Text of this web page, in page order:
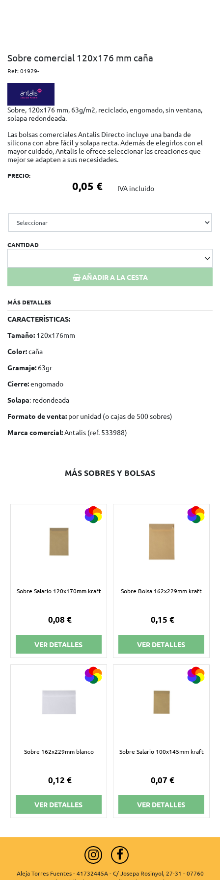
Sobre comercial 120x176 mm caña
Ref:01929-
Sobre, 120x176 mm, 63g/m2, reciclado, engomado, sin ventana,
solapa redondeada.
Las bolsas comerciales Antalis Directo incluye una banda de
silicona con abre fácil y solapa recta. Además de elegirlos con el
mayor cuidado, Antalis le ofrece seleccionar las creaciones que
mejor se adapten a sus necesidades.
PRECIO:
0,05 € IVA incluido
CANTIDAD
AÑADIR A LA CESTA
MÁS DETALLES
CARACTERÍSTICAS:
Tamaño: 120x176mm
Color:caña
Gramaje: 63gr
Cierre:engomado
Solapa: redondeada
Formato de venta: por unidad (o cajas de 500 sobres)
Marca comercial:Antalis (ref. 533988)
MÁS SOBRES Y BOLSAS
Sobre Salario 120x170mm kraft
0,08 €
VER DETALLES
Sobre Bolsa 162x229mm kraft
0,15 €
VER DETALLES
Sobre 162x229mm blanco
0,12 €
VER DETALLES
Sobre Salario 100x145mm kraft
0,07 €
VER DETALLES
Aleja Torres Fuentes - 41732445A - C/ Josepa Rosinyol, 27-31 - 07760